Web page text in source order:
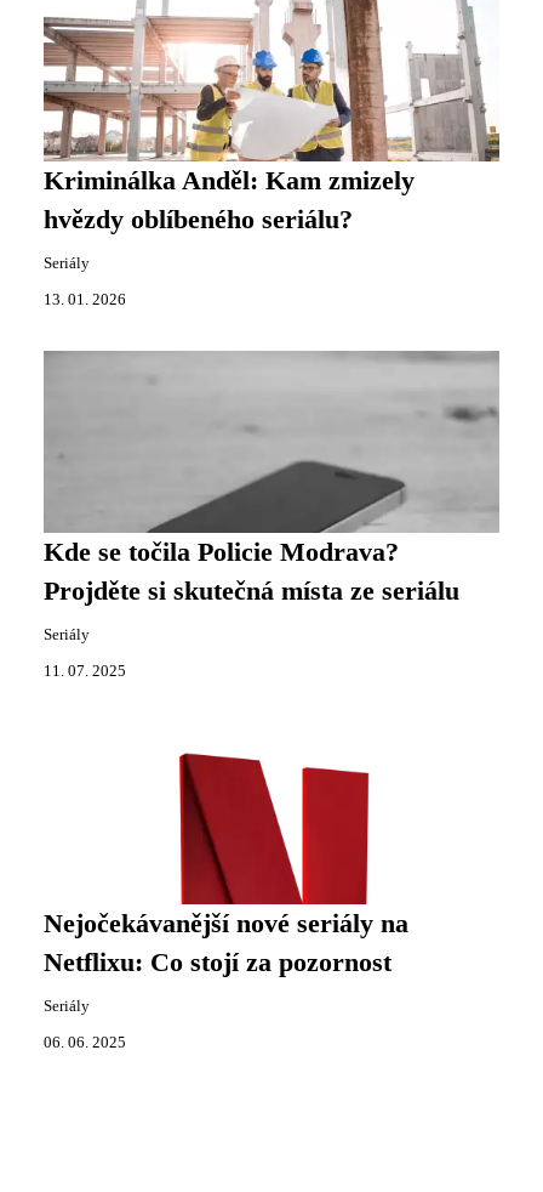
Kriminálka Anděl: Kam zmizely
hvězdy oblíbeného seriálu?
Seriály
13. 01. 2026
Kde se točila Policie Modrava?
Projděte si skutečná místa ze seriálu
Seriály
11. 07. 2025
Nejočekávanější nové seriály na
Netflixu: Co stojí za pozornost
Seriály
06. 06. 2025